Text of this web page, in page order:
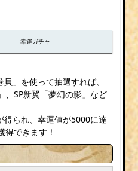
幸運ガチャ
」を使って抽選すれば、
、SP新翼「夢幻の影」など
得られ、幸運値が5000に達
得できます！